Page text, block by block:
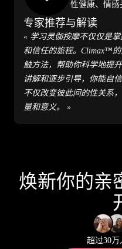
性健康、情
专家推荐与解读
« 学习灵伽按摩不仅仅是
和信任的旅程。Climax™
触方法，帮助你科学地提
讲解和逐步引导，你能自
不仅改变彼此间的性关系
量和意义。 »
焕新你的亲
超过30